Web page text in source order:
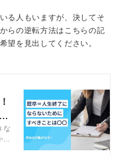
る人もいますが、決してそ
らの逆転方法はこちらの記
望を見出してください。
な
ら